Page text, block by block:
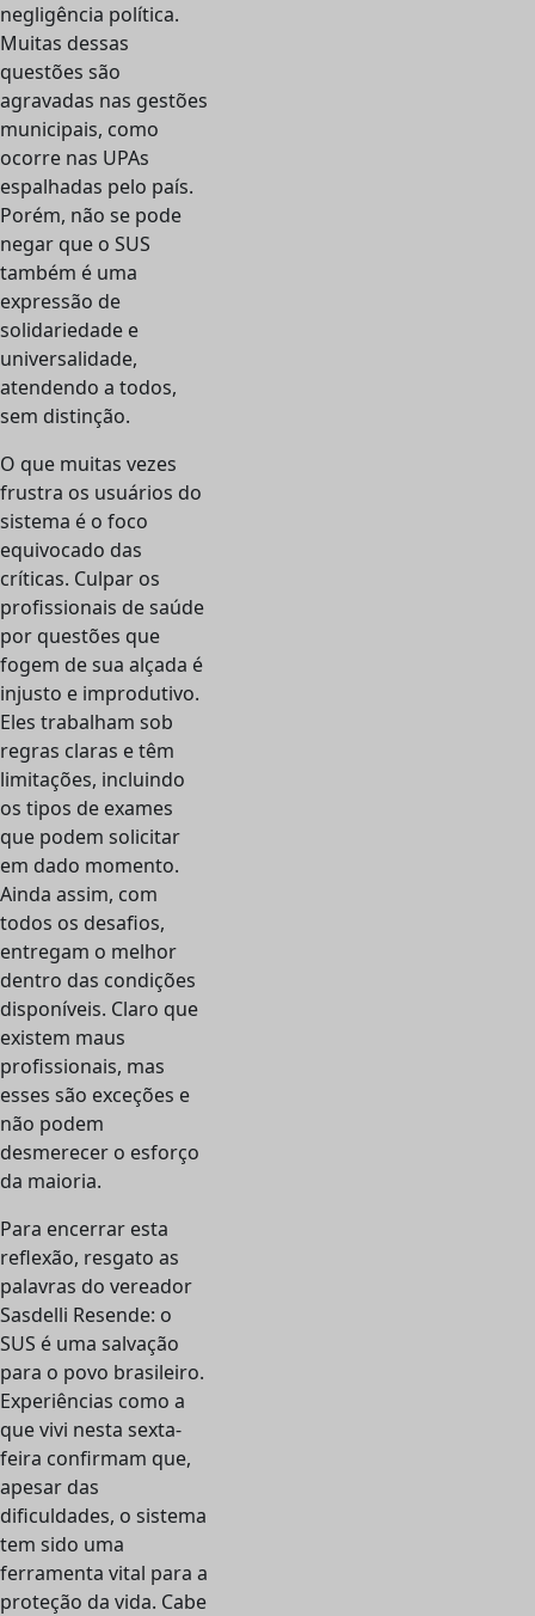
negligência política.
Muitas dessas
questões são
agravadas nas gestões
municipais, como
ocorre nas UPAs
espalhadas pelo país.
Porém, não se pode
negar que o SUS
também é uma
expressão de
solidariedade e
universalidade,
atendendo a todos,
sem distinção.
O que muitas vezes
frustra os usuários do
sistema é o foco
equivocado das
críticas. Culpar os
profissionais de saúde
por questões que
fogem de sua alçada é
injusto e improdutivo.
Eles trabalham sob
regras claras e têm
limitações, incluindo
os tipos de exames
que podem solicitar
em dado momento.
Ainda assim, com
todos os desafios,
entregam o melhor
dentro das condições
disponíveis. Claro que
existem maus
profissionais, mas
esses são exceções e
não podem
desmerecer o esforço
da maioria.
Para encerrar esta
reflexão, resgato as
palavras do vereador
Sasdelli Resende: o
SUS é uma salvação
para o povo brasileiro.
Experiências como a
que vivi nesta sexta-
feira confirmam que,
apesar das
dificuldades, o sistema
tem sido uma
ferramenta vital para a
proteção da vida. Cabe